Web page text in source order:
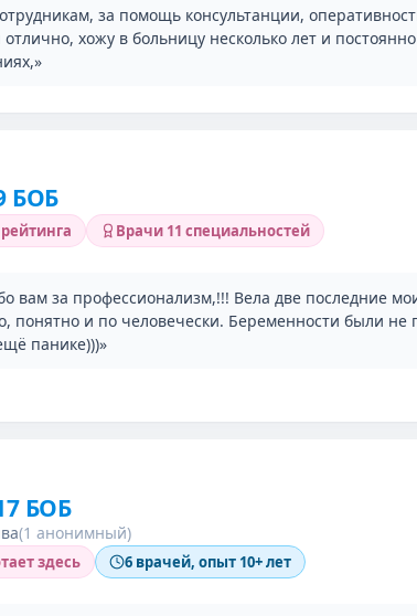
за помощь консультанции,
хожу в больницу несколько лет и постоянно
БОБ
Врачи 11 специальностей
вам за профессионализм,!!! Вела две последние
понятно и по человечески. Беременности были не
панике)))»
БОБ
(1 анонимный)
здесь 6 врачей, опыт 10+ лет